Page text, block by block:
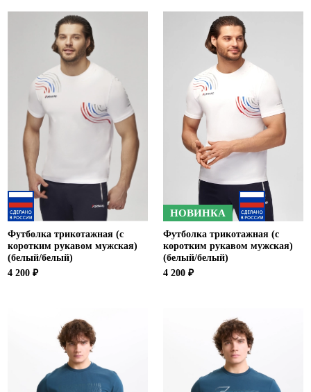
Футболка трикотажная (с
коротким рукавом мужская)
(белый/белый)
4 200 ₽
НОВИНКА
Футболка трикотажная (с
коротким рукавом мужская)
(белый/белый)
4 200 ₽